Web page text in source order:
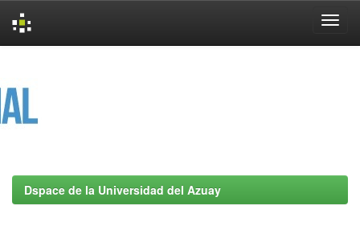
Dspace de la Universidad del Azuay